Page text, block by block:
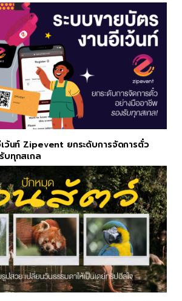
ว้นท์ Zipevent ยกระดับการจัดการตั๋ว
บทุกสเกล